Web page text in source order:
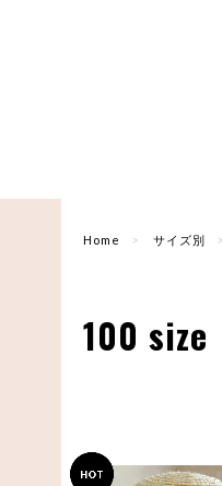
Home サイズ別
100 size